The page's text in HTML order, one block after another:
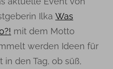
Ilka Was
mit dem Motto
werden Ideen für
den Tag, ob süß,